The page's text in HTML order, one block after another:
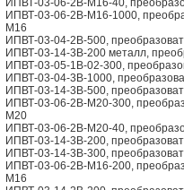
ИПВТ-03-06-2В-М16-40,
ИПВТ-03-06-2В-М16-1000,
М16
ИПВТ-03-04-2В-500,
ИПВТ-03-14-3В-200 металл,
ИПВТ-03-05-1В-02-300,
ИПВТ-03-04-3В-1000,
ИПВТ-03-14-3В-500,
ИПВТ-03-06-2В-М20-300,
М20
ИПВТ-03-06-2В-М20-40,
ИПВТ-03-14-3В-200,
ИПВТ-03-14-3В-300,
ИПВТ-03-06-2В-М16-200,
М16